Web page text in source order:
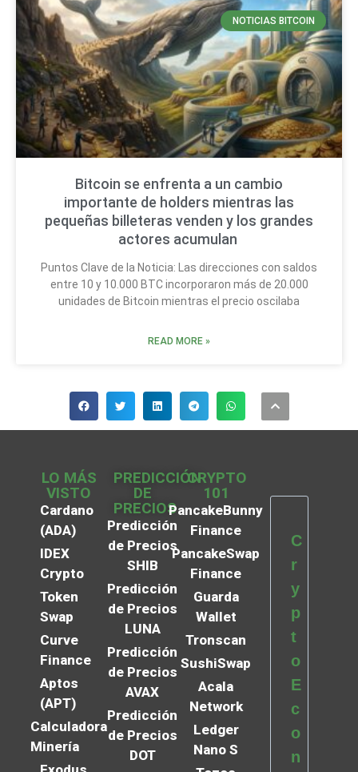
NOTICIAS BITCOIN
Bitcoin se enfrenta a un cambio
importante de holders mientras las
pequeñas billeteras venden y los grandes
actores acumulan
Puntos Clave de la Noticia: Las direcciones con saldos
entre 10 y 10.000 BTC incorporaron más de 20.000
unidades de Bitcoin mientras el precio oscilaba
READ MORE »
LO MÁS
VISTO
Cardano
(ADA)
IDEX
Crypto
Token
Swap
Curve
Finance
Aptos
(APT)
Calculadora
Minería
PREDICCIÓN
DE
PRECIOS
Predicción
de Precios
SHIB
Predicción
de Precios
LUNA
Predicción
de Precios
AVAX
Predicción
de Precios
DOT
CRYPTO
101
PancakeBunny
Finance
PancakeSwap
Finance
Guarda
Wallet
Tronscan
SushiSwap
Acala
Network
Ledger
Nano S
C
r
y
p
t
o
E
c
o
n